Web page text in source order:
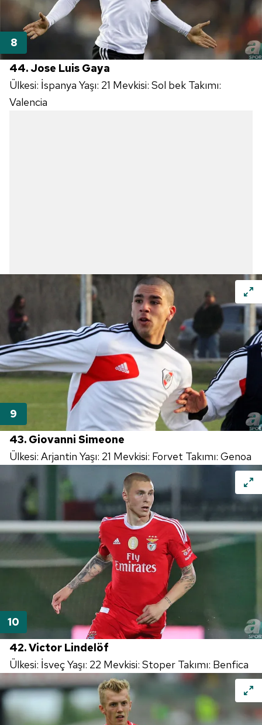
44. Jose Luis Gaya
Ülkesi: İspanya Yaşı: 21 Mevkisi: Sol bek Takımı:
Valencia
43. Giovanni Simeone
Ülkesi: Arjantin Yaşı: 21 Mevkisi: Forvet Takımı: Genoa
42. Victor Lindelöf
Ülkesi: İsveç Yaşı: 22 Mevkisi: Stoper Takımı: Benfica